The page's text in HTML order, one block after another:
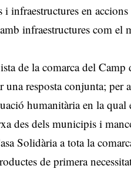
i infraestructures en
infraestructures com el
de la comarca del Camp
una resposta conjunta;
humanitària en la
des dels municipis i
Solidària a tota la
de primera